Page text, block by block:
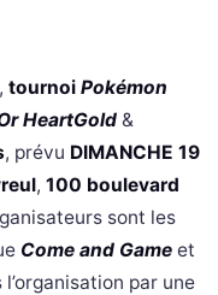
, tournoi Pokémon
HeartGold &
, prévu DIMANCHE 19
, 100 boulevard
sont les
Come and Game et
par une